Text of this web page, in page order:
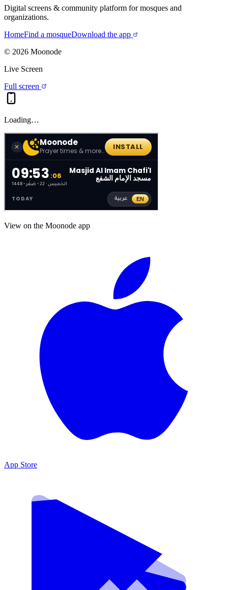
Digital screens & community platform for mosques and
organizations.
HomeFind a mosqueDownload the app
© 2026 Moonode
Live Screen
Full screen
Loading…
View on the Moonode app
App Store